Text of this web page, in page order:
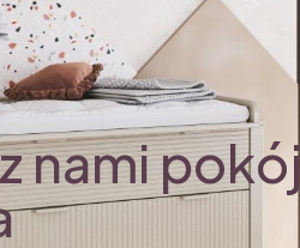
nami pokój